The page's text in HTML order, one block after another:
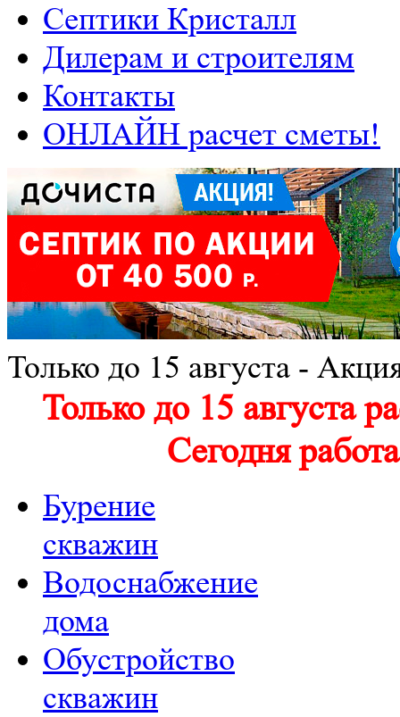
Септики Кристалл
Дилерам и строителям
Контакты
ОНЛАЙН расчет сметы!
Только до 15 августа -
Только до 15 августа
Сегодня
Бурение
скважин
Водоснабжение
дома
Обустройство
скважин